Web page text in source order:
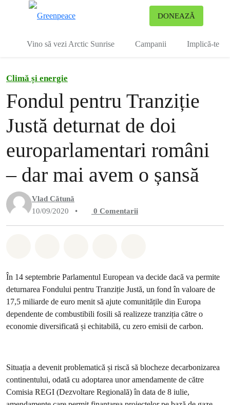
DONEAZĂ
Vino să vezi Arctic Sunrise Campanii Implică-te
Climă și energie
Fondul pentru Tranziție
Justă deturnat de doi
europarlamentari români
– dar mai avem o șansă
Vlad Cătună
10/09/2020
• 0 Comentarii
În 14 septembrie Parlamentul European va decide dacă va permite
deturnarea Fondului pentru Tranziție Justă, un fond în valoare de
17,5 miliarde de euro menit să ajute comunitățile din Europa
dependente de combustibili fosili să realizeze tranziția către o
economie diversificată și echitabilă, cu zero emisii de carbon.
Situația a devenit problematică și riscă să blocheze decarbonizarea
continentului, odată cu adoptarea unor amendamente de către
Comisia REGI (Dezvoltare Regională) în data de 8 iulie,